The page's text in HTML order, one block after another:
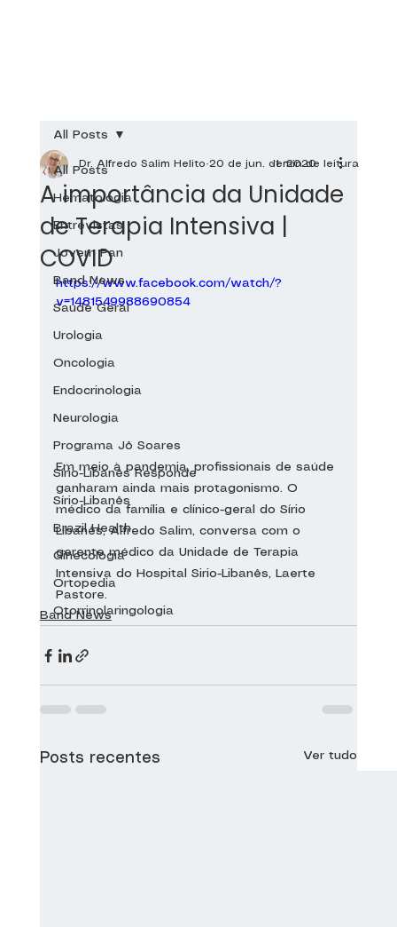
All Posts
Hematologia
Entrevistas
Jovem Pan
Band News
Saúde Geral
Urologia
Oncologia
Endocrinologia
Neurologia
Programa Jô Soares
Sírio-Libanês Responde
Sírio-Libanês
Brazil Health
Ginecologia
Ortopedia
Otorrinolaringologia
All Posts
A importância da Unidade
de Terapia Intensiva |
COVID
Dr. Alfredo Salim Helito 20 de jun. de 20201 min de leitura
https://www.facebook.com/watch/?
v=1481549988690854
Em meio à pandemia, profissionais de saúde
ganharam ainda mais protagonismo. O
médico da família e clínico-geral do Sírio
Libanês, Alfredo Salim, conversa com o
gerente médico da Unidade de Terapia
Intensiva do Hospital Sirio-Libanês, Laerte
Pastore.
Band News
Posts recentes Ver tudo